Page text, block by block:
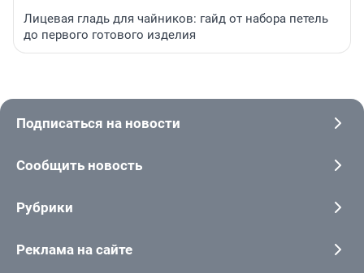
Лицевая гладь для чайников: гайд от набора петель
до первого готового изделия
Подписаться на новости
Сообщить новость
Рубрики
Реклама на сайте